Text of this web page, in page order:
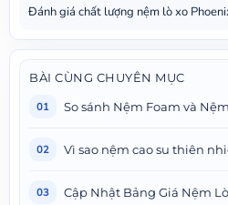
Đánh giá chất lượng nệm lò xo
BÀI CÙNG CHUYÊN MỤC
01 So sánh Nệm Foam và
02 Vì sao nệm cao su thiên
03 Cập Nhật Bảng Giá Nệm